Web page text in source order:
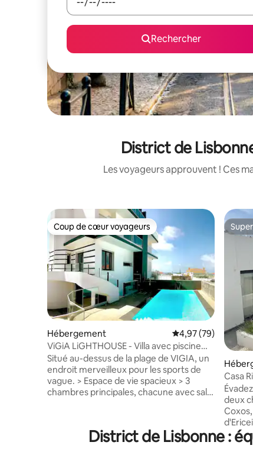
Rechercher
District de
Les voyageurs approuvent ! Ces
Coup de cœur voyageurs
Coup de cœur voyageurs
Hébergement Évaluation
4,97 (79)
ViGiA LiGHTHOUSE - Villa avec piscine
chauffée et vue sur l'océan
Situé au-dessus de la plage de VIGIA, un
endroit merveilleux pour les sports de
vague. > Espace de vie spacieux > 3
chambres principales, chacune avec salle
des falaises et de la plage de sable fin
Casa
deux
pour
District de Lisbonne :